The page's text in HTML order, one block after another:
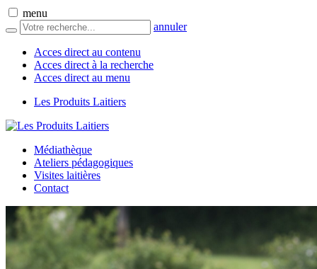
menu
annuler
Acces direct au contenu
Acces direct à la recherche
Acces direct au menu
Les Produits Laitiers
Médiathèque
Ateliers pédagogiques
Visites laitières
Contact